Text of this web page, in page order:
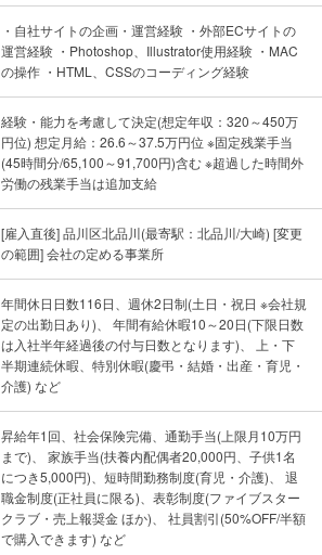
・自社サイトの企画・運営経験 ・外部ECサイトの
運営経験 ・Photoshop、Illustrator使用経験 ・MAC
の操作 ・HTML、CSSのコーディング経験
経験・能力を考慮して決定(想定年収：320～450万
円位) 想定月給：26.6～37.5万円位 ※固定残業手当
(45時間分/65,100～91,700円)含む ※超過した時間外
労働の残業手当は追加支給
[雇入直後] 品川区北品川(最寄駅：北品川/大崎) [変更
の範囲] 会社の定める事業所
年間休日日数116日、週休2日制(土日・祝日 ※会社規
定の出勤日あり)、 年間有給休暇10～20日(下限日数
は入社半年経過後の付与日数となります)、 上・下
半期連続休暇、特別休暇(慶弔・結婚・出産・育児・
介護) など
昇給年1回、社会保険完備、通勤手当(上限月10万円
まで)、 家族手当(扶養内配偶者20,000円、子供1名
につき5,000円)、短時間勤務制度(育児・介護)、 退
職金制度(正社員に限る)、表彰制度(ファイブスター
クラブ・売上報奨金 ほか)、 社員割引(50%OFF/半額
で購入できます) など